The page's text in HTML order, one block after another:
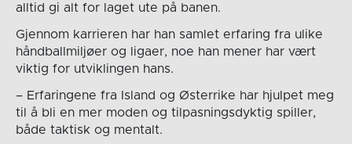
alltid gi alt for laget ute på banen.
Gjennom karrieren har han samlet erfaring fra ulike
håndballmiljøer og ligaer, noe han mener har vært
viktig for utviklingen hans.
– Erfaringene fra Island og Østerrike har hjulpet meg
til å bli en mer moden og tilpasningsdyktig spiller,
både taktisk og mentalt.